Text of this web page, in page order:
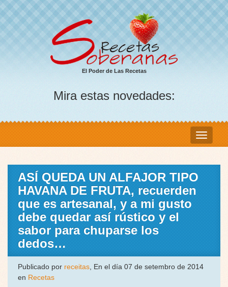
El Poder de Las Recetas
Mira estas novedades:
ASÍ QUEDA UN ALFAJOR TIPO
HAVANA DE FRUTA, recuerden
que es artesanal, y a mi gusto
debe quedar así rústico y el
sabor para chuparse los
dedos…
Publicado por receitas, En el día 07 de setembro de 2014
en Recetas